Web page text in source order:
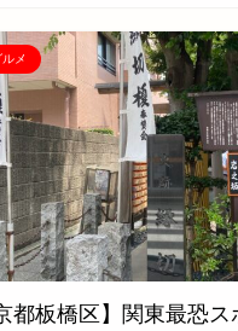
メ
都板橋区】関東最恐